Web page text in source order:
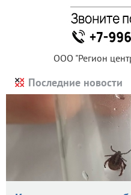
ООО "Регион
Последние новости